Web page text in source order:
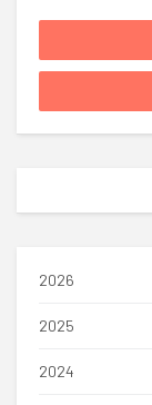
2026
2025
2024